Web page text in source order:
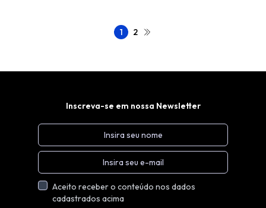
1 2
Inscreva-se em nossa Newsletter
Aceito receber o conteúdo nos dados
cadastrados acima